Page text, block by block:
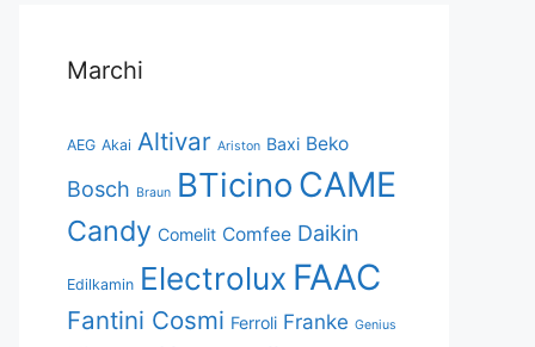
Marchi
AEG Akai Altivar Ariston Baxi Beko
Bosch Braun BTicino CAME
Candy Comelit Comfee Daikin
Edilkamin Electrolux FAAC
Fantini Cosmi Ferroli Franke Genius